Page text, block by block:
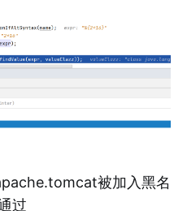
被加入黑名
过